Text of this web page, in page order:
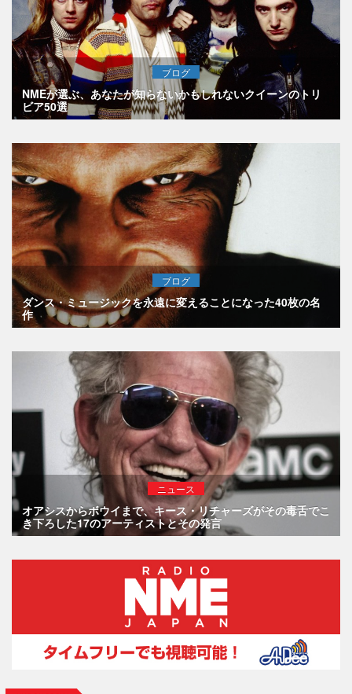
ブログ
NMEが選ぶ、あなたが知らないかもしれないクイーンのトリ
ビア50選
ブログ
ダンス・ミュージックを永遠に変えることになった40枚の名
作
ニュース
オアシスからボウイまで、キース・リチャーズがその毒舌でこ
き下ろした17のアーティストとその発言